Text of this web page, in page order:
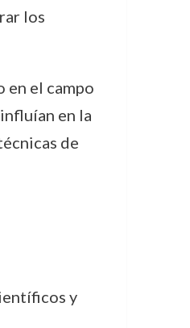
los
el campo
en la
de
y